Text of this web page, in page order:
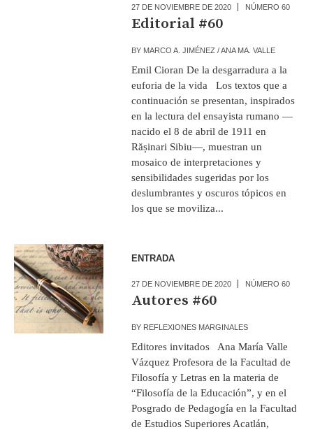
27 DE NOVIEMBRE DE 2020 NÚMERO 60
Editorial #60
BY MARCO A. JIMÉNEZ / ANA MA. VALLE
Emil Cioran De la desgarradura a la
euforia de la vida Los textos que a
continuación se presentan, inspirados
en la lectura del ensayista rumano —
nacido el 8 de abril de 1911 en
Rășinari Sibiu—, muestran un
mosaico de interpretaciones y
sensibilidades sugeridas por los
deslumbrantes y oscuros tópicos en
los que se moviliza...
ENTRADA
27 DE NOVIEMBRE DE 2020 NÚMERO 60
Autores #60
BY REFLEXIONES MARGINALES
Editores invitados Ana María Valle
Vázquez Profesora de la Facultad de
Filosofía y Letras en la materia de
“Filosofía de la Educación”, y en el
Posgrado de Pedagogía en la Facultad
de Estudios Superiores Acatlán,